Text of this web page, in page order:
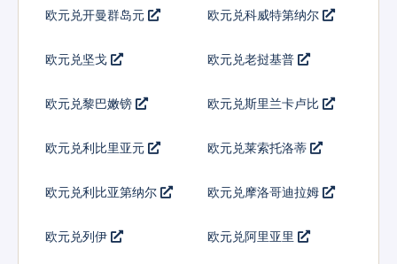
欧元兑开曼群岛元 欧元兑科威特第纳尔
欧元兑坚戈 欧元兑老挝基普
欧元兑黎巴嫩镑 欧元兑斯里兰卡卢比
欧元兑利比里亚元 欧元兑莱索托洛蒂
欧元兑利比亚第纳尔 欧元兑摩洛哥迪拉姆
欧元兑列伊 欧元兑阿里亚里